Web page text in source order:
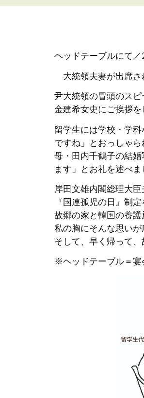
ヘッドテーブルにて
大統領夫妻が出席さ
尹大統領の冒頭のス
金建希女史にご挨拶
留学生には学校・学
ですね」とおっしゃ
母・田内千鶴子の結
ます」とお礼を述べま
岸田文雄内閣総理大
『国連孤児の日』制
故郷の家と韓国の養護
私の胸にそんな思いが
そして、早く帰って
※ヘッドテーブル＝宴